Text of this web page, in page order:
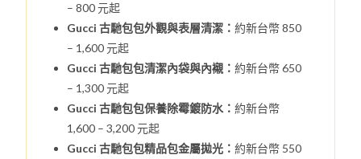
– 800 元起
Gucci 古馳包包外觀與表層清潔：約新台幣 850
– 1,600 元起
Gucci 古馳包包清潔內袋與內襯：約新台幣 650
– 1,300 元起
Gucci 古馳包包保養除霉鍍防水：約新台幣
1,600 – 3,200 元起
Gucci 古馳包包精品包金屬拋光：約新台幣 550